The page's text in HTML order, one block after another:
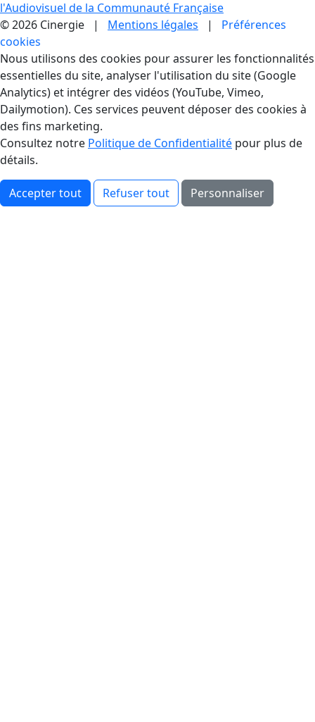
l'Audiovisuel de la Communauté Française
© 2026 Cinergie | Mentions légales | Préférences
cookies
Gestion des Cookies
Nous utilisons des cookies pour assurer les fonctionnalités
essentielles du site, analyser l'utilisation du site (Google
Analytics) et intégrer des vidéos (YouTube, Vimeo,
Dailymotion). Ces services peuvent déposer des cookies à
des fins marketing.
Consultez notre Politique de Confidentialité pour plus de
détails.
Accepter tout Refuser tout Personnaliser